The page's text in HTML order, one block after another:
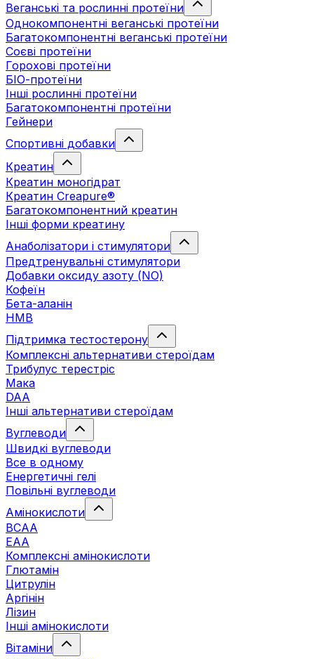
Веганські та рослинні протеїни
Однокомпонентні веганські протеїни
Багатокомпонентні веганські протеїни
Cоєві протеїни
Горохові протеїни
БІО-протеїни
Інші рослинні протеїни
Багатокомпонентні протеїни
Гейнери
Спортивні добавки
Креатин
Креатин моногідрат
Креатин Creapure®
Багатокомпонентний креатин
Інші форми креатину
Анаболізатори і стимулятори
Предтренувальні стимулятори
Добавки оксиду азоту (NO)
Кофеїн
Бета-аланін
HMB
Підтримка тестостерону
Комплексні альтернативи стероїдам
Трибулус терестріс
Мака
DAA
Інші альтернативи стероїдам
Вуглеводи
Швидкі вуглеводи
Все в одному
Енергетичні гелі
Повільні вуглеводи
Амінокислоти
BCAA
EAA
Комплексні амінокислоти
Глютамін
Цитрулін
Аргінін
Лізин
Інші амінокислоти
Вітаміни